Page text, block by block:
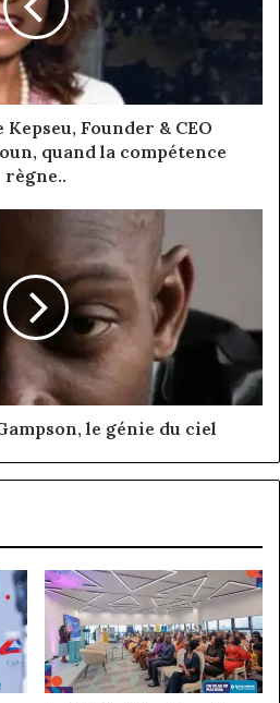
Founder & CEO
quand la compétence
règne..
le génie du ciel